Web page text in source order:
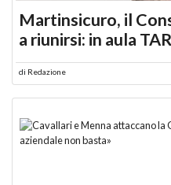
Martinsicuro, il
a riunirsi: in aula
di Redazione